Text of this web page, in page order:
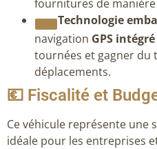
fournitures de
Technologie
navigation GPS intégré
tournées et gagner du
déplacements.
💶 Fiscalité et
Ce véhicule représente une
idéale pour les entreprises